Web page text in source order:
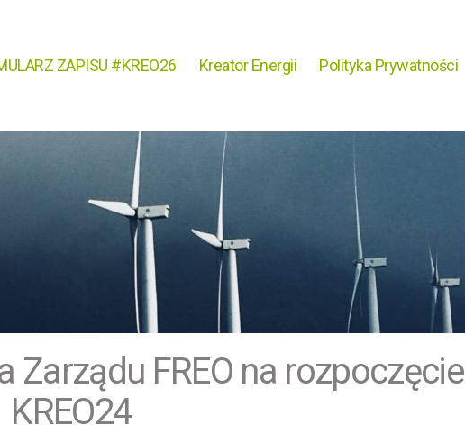
ZAPISU #KREO26 Kreator Energii Polityka Prywatności
Zarządu FREO na rozpoczęcie
KREO24